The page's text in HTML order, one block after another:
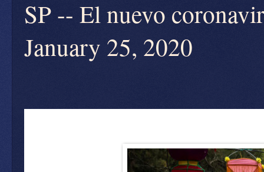
SP -- El nuevo
January 25, 2020